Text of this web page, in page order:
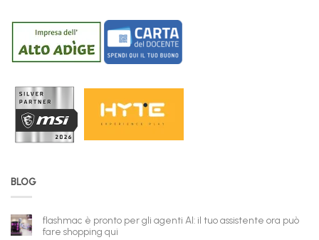
BLOG
flashmac è pronto per gli agenti AI: il tuo assistente ora può
fare shopping qui